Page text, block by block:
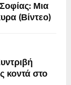
Μια
(Βίντεο)
κοντά στο